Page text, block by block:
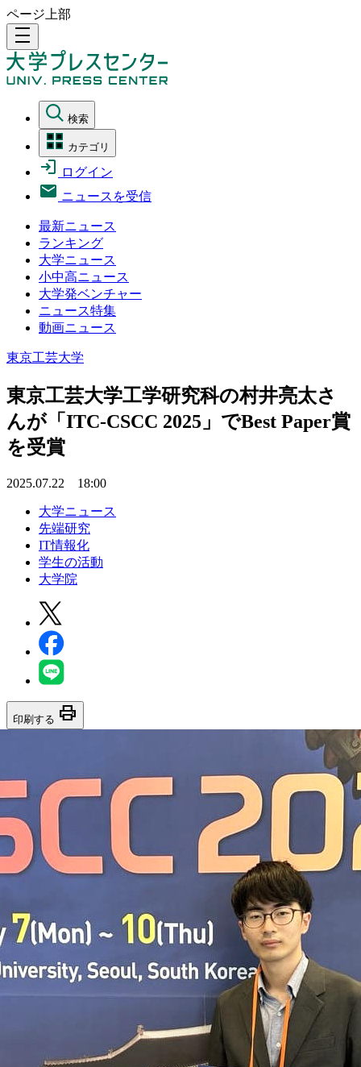
ページ上部
density_medium
検索
カテゴリ
ログイン
ニュースを受信
最新ニュース
ランキング
大学ニュース
小中高ニュース
大学発ベンチャー
ニュース特集
動画ニュース
東京工芸大学
東京工芸大学工学研究科の村井亮太さ
んが「ITC-CSCC 2025」でBest Paper賞
を受賞
2025.07.22 18:00
大学ニュース
先端研究
IT情報化
学生の活動
大学院
印刷する print